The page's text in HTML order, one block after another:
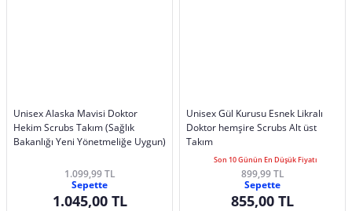
Unisex Alaska Mavisi Doktor
Hekim Scrubs Takım (Sağlık
Bakanlığı Yeni Yönetmeliğe Uygun)
1.099,99 TL
Sepette
1.045,00 TL
Unisex Gül Kurusu Esnek Likralı
Doktor hemşire Scrubs Alt üst
Takım
Son 10 Günün En Düşük Fiyatı
899,99 TL
Sepette
855,00 TL